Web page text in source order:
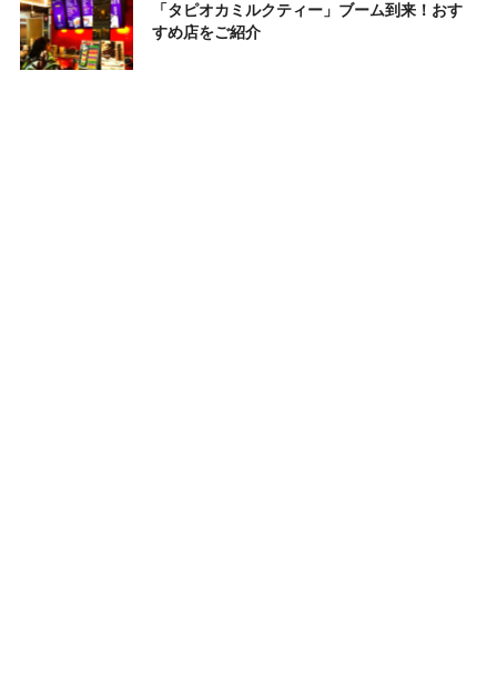
「タピオカミルクティー」ブーム到来！おす
すめ店をご紹介